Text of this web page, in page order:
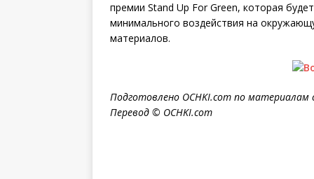
премии Stand Up For Green, которая
минимального воздействия на
материалов.
Подготовлено OCHKI.com по материалам
Перевод © OCHKI.com